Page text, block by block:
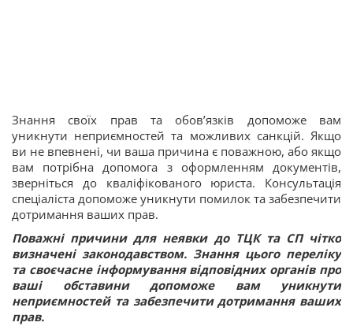
Знання своїх прав та обов’язків допоможе вам
уникнути неприємностей та можливих санкцій. Якщо
ви не впевнені, чи ваша причина є поважною, або якщо
вам потрібна допомога з оформленням документів,
зверніться до кваліфікованого юриста. Консультація
спеціаліста допоможе уникнути помилок та забезпечити
дотримання ваших прав.
Поважні причини для неявки до ТЦК та СП чітко
визначені законодавством. Знання цього переліку
та своєчасне інформування відповідних органів про
ваші обставини допоможе вам уникнути
неприємностей та забезпечити дотримання ваших
прав.